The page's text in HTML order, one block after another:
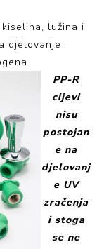
lužina i
djelovanje
PP-R
cijevi
nisu
postojan
e na
djelovanj
e UV
zračenja
i stoga
se ne